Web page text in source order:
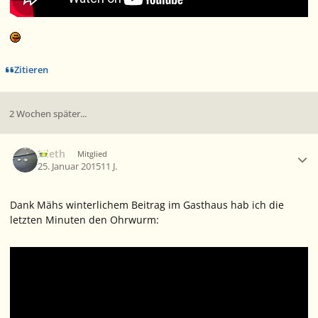
Zitieren
2 Wochen später...
Elleth Mitglied
25. Januar 201511 J.
Dank Mähs winterlichem Beitrag im Gasthaus hab ich die
letzten Minuten den Ohrwurm: